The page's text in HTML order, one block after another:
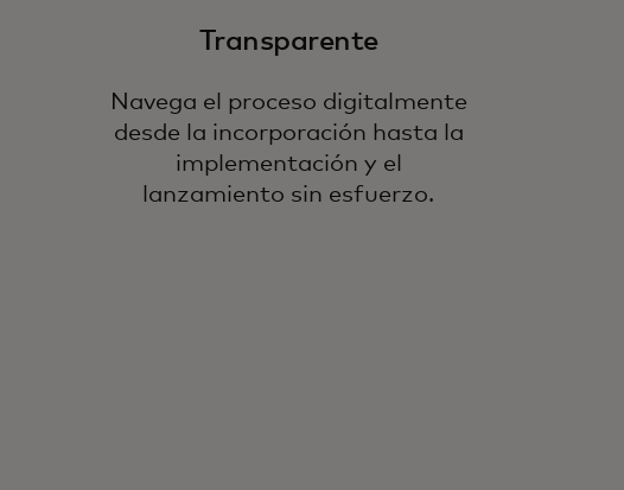
Transparente
Navega el proceso digitalmente
desde la incorporación hasta la
implementación y el
lanzamiento sin esfuerzo.